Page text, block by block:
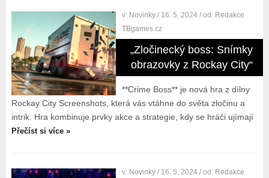
v: Novinky / 16. 5. 2024 / od: Redakce
TBgames.cz
„Zločinecký boss: Snímky
obrazovky z Rockay City“
**Crime Boss** je nová hra z dílny
Rockay City Screenshots, která vás vtáhne do světa zločinu a
intrik. Hra kombinuje prvky akce a strategie, kdy se hráči ujímají
Přečíst si více »
v: Novinky / 16. 5. 2024 / od: Redakce